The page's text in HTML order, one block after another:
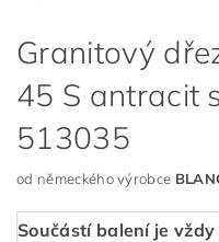
Granitový
45 S antracit
513035
od německého výrobce
Součástí balení je